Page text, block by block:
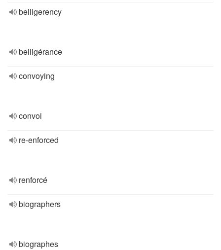
belligerency
belligérance
convoying
convoi
re-enforced
renforcé
biographers
biographes